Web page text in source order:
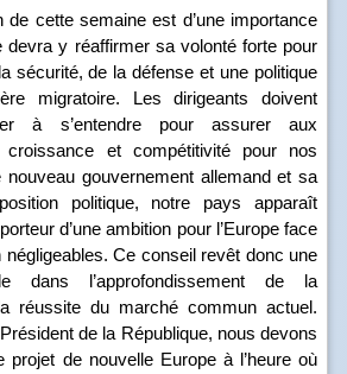
de cette semaine est d’une importance
devra y réaffirmer sa volonté forte pour
sécurité, de la défense et une politique
migratoire. Les dirigeants doivent
à s’entendre pour assurer aux
croissance et compétitivité pour nos
nouveau gouvernement allemand et sa
politique, notre pays apparaît
d’une ambition pour l’Europe face
Ce conseil revêt donc une
dans l’approfondissement de la
réussite du marché commun actuel.
de la République, nous devons
de nouvelle Europe à l’heure où